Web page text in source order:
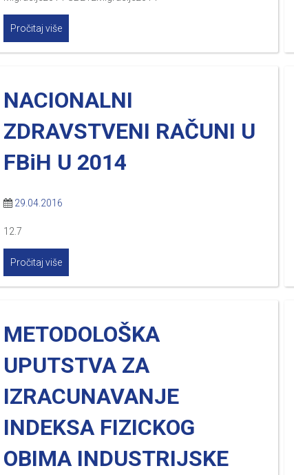
Pročitaj više
NACIONALNI
ZDRAVSTVENI RAČUNI U
FBiH U 2014
29.04.2016
12.7
Pročitaj više
METODOLOŠKA
UPUTSTVA ZA
IZRACUNAVANJE
INDEKSA FIZICKOG
OBIMA INDUSTRIJSKE